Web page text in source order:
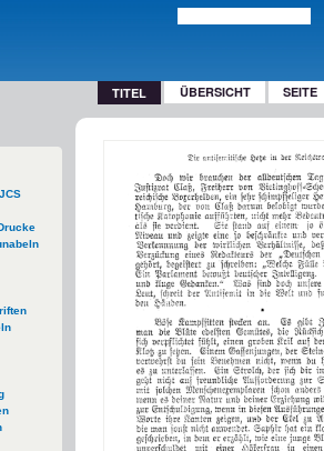
TITEL ÜBERSICHT SEITE